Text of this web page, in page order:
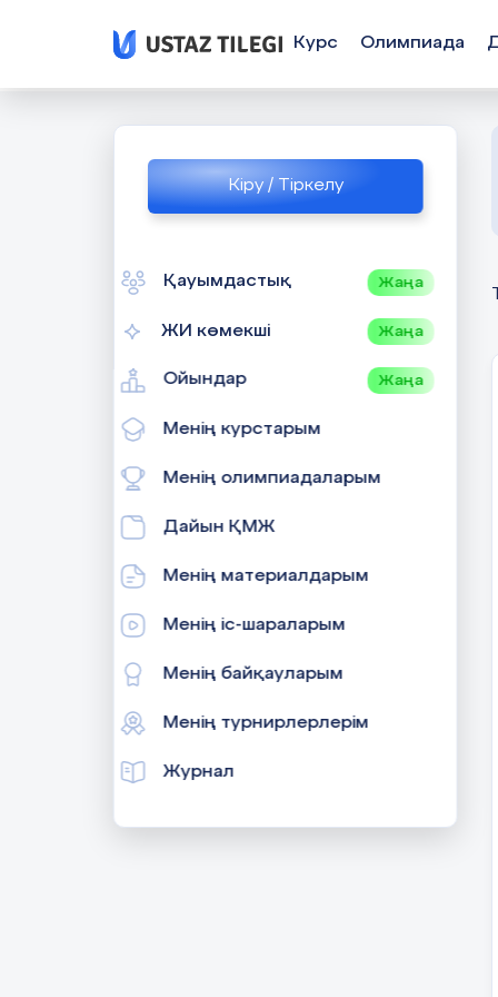
Кіру / Тіркелу
Қауымдастық Жаңа
ЖИ көмекші Жаңа
Ойындар Жаңа
Менің курстарым
Менің олимпиадаларым
Дайын ҚМЖ
Менің материалдарым
Менің іс-шараларым
Менің байқауларым
Менің турнирлерлерім
Журнал
Курс Олимпиада